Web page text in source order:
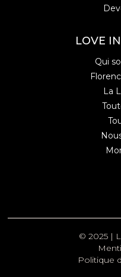
LOVE
Qui
La
© 2025 |
Politique